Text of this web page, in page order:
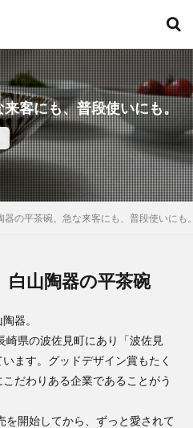
客にも、普段使いにも。
器の平茶碗。急な来客にも、普段使いにも
白山陶器の平茶碗
器。
崎県の波佐見町にあり「波佐見
ます。グッドデザイン賞もたく
だわりある企業であることがう
を開始してから、ずっと愛されて
検索